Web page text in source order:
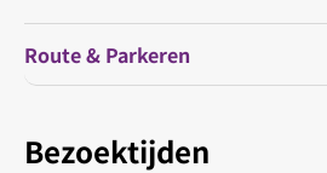
Route & Parkeren
Bezoektijden